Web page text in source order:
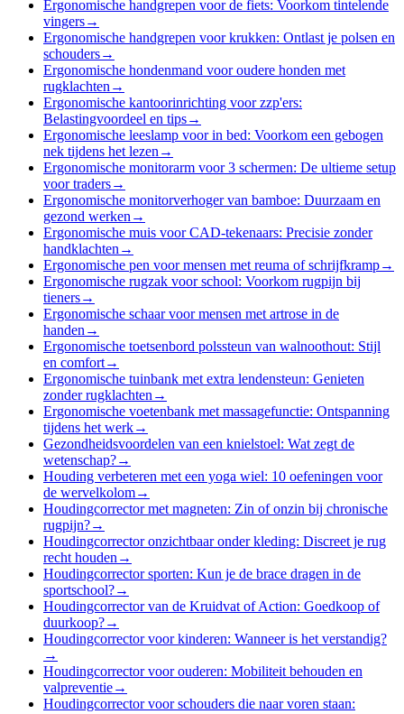
Ergonomische handgrepen voor de fiets: Voorkom tintelende
vingers→
Ergonomische handgrepen voor krukken: Ontlast je polsen en
schouders→
Ergonomische hondenmand voor oudere honden met
rugklachten →
Ergonomische kantoorinrichting voor zzp'ers:
Belastingvoordeel en tips→
Ergonomische leeslamp voor in bed: Voorkom een gebogen
nek tijdens het lezen →
Ergonomische monitorarm voor 3 schermen: De ultieme setup
voor traders→
Ergonomische monitorverhoger van bamboe: Duurzaam en
gezond werken →
Ergonomische muis voor CAD-tekenaars: Precisie zonder
handklachten →
Ergonomische pen voor mensen met reuma of schrijfkramp→
Ergonomische rugzak voor school: Voorkom rugpijn bij
tieners→
Ergonomische schaar voor mensen met artrose in de
handen →
Ergonomische toetsenbord polssteun van walnoothout: Stijl
en comfort→
Ergonomische tuinbank met extra lendensteun: Genieten
zonder rugklachten →
Ergonomische voetenbank met massagefunctie: Ontspanning
tijdens het werk→
Gezondheidsvoordelen van een knielstoel: Wat zegt de
wetenschap?→
Houding verbeteren met een yoga wiel: 10 oefeningen voor
de wervelkolom→
Houdingcorrector met magneten: Zin of onzin bij chronische
rugpijn?→
Houdingcorrector onzichtbaar onder kleding: Discreet je rug
recht houden →
Houdingcorrector sporten: Kun je de brace dragen in de
sportschool?→
Houdingcorrector van de Kruidvat of Action: Goedkoop of
duurkoop?→
Houdingcorrector voor kinderen: Wanneer is het verstandig?
→
Houdingcorrector voor ouderen: Mobiliteit behouden en
valpreventie→
Houdingcorrector voor schouders die naar voren staan: